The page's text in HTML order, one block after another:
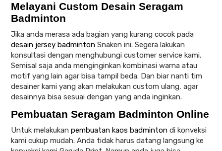
Melayani Custom Desain Seragam
Badminton
Jika anda merasa ada bagian yang kurang cocok pada
desain jersey badminton Snaken ini. Segera lakukan
konsultasi dengan menghubungi customer service kami.
Semisal saja anda menginginkan kombinasi warna atau
motif yang lain agar bisa tampil beda. Dan biar nanti tim
desainer kami yang akan melakukan custom ulang, agar
desainnya bisa sesuai dengan yang anda inginkan.
Pembuatan Seragam Badminton Online
Untuk melakukan pembuatan kaos badminton di konveksi
kami cukup mudah. Anda tidak harus datang langsung ke